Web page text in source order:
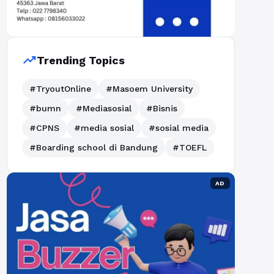
trending_upTrending Topics
#TryoutOnline
#Masoem University
#bumn
#Mediasosial
#Bisnis
#CPNS
#media sosial
#sosial media
#Boarding school di Bandung
#TOEFL
AD